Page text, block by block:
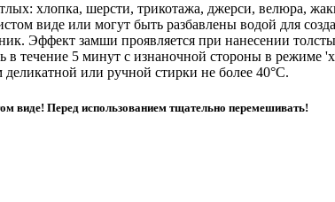
хлопка, шерсти, трикотажа, джерси, велюра,
виде или могут быть разбавлены водой для
Эффект замши проявляется при нанесении
в течение 5 минут с изнаночной стороны в режиме
или ручной стирки не более 40°C.
виде! Перед использованием тщательно перемешивать!